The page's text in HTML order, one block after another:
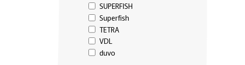
SUPERFISH
Superfish
TETRA
VDL
duvo